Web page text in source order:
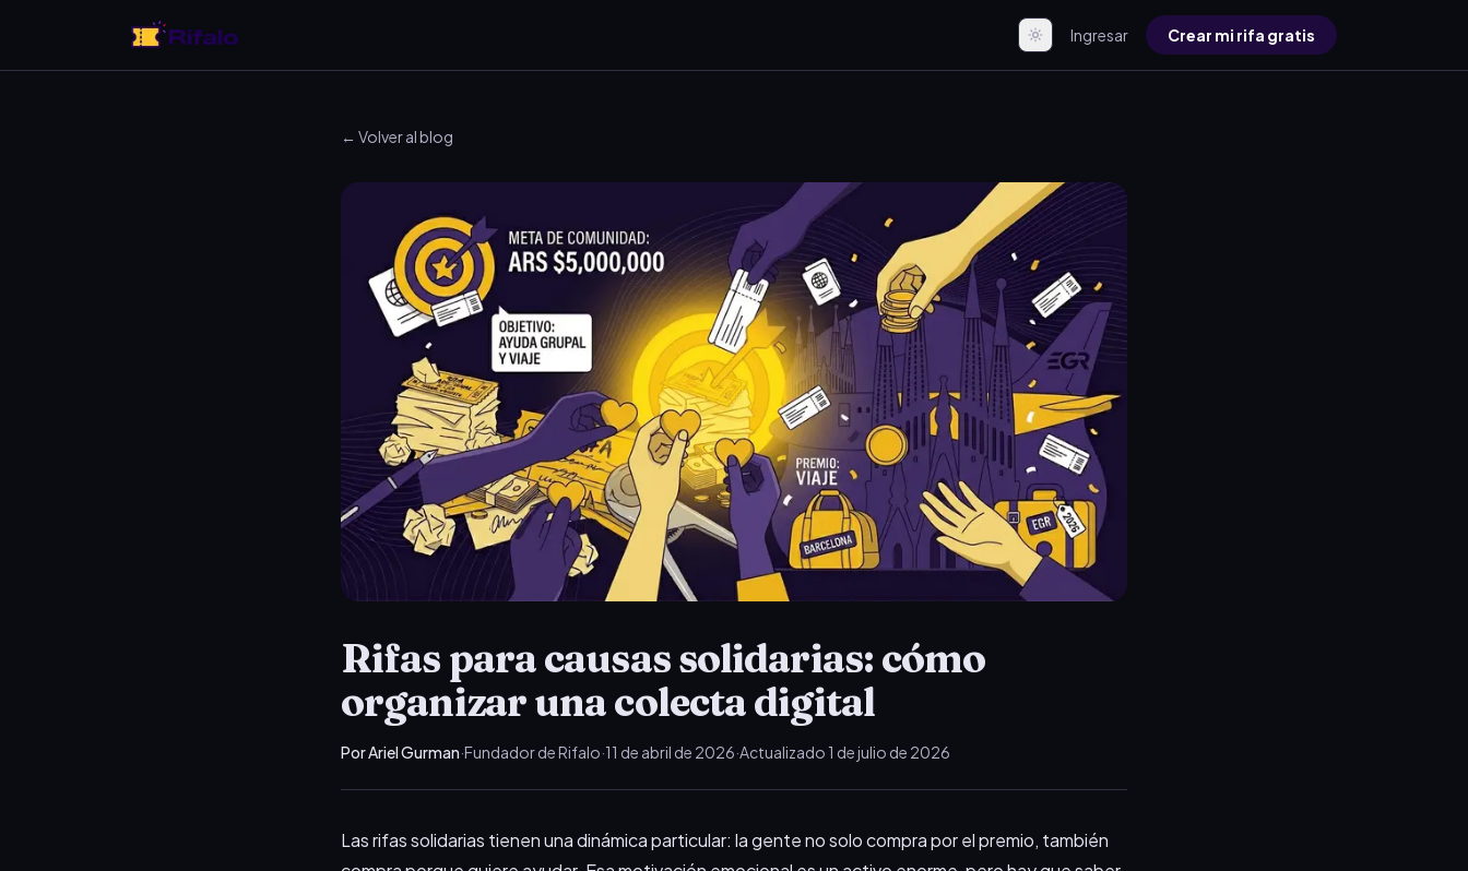
Ingresar Crear mi rifa gratis
← Volver al blog
Rifas para causas solidarias: cómo
organizar una colecta digital
Por Ariel Gurman·Fundador de Rifalo·11 de abril de 2026·Actualizado 1 de julio de 2026
Las rifas solidarias tienen una dinámica particular: la gente no solo compra por el premio, también